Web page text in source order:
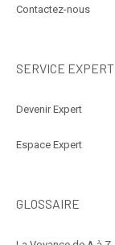
Contactez-nous
SERVICE EXPERT
Devenir Expert
Espace Expert
GLOSSAIRE